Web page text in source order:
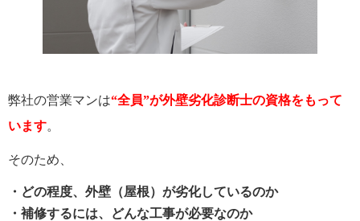
弊社の営業マンは“全員”が外壁劣化診断士の資格をもって
います。
そのため、
・どの程度、外壁（屋根）が劣化しているのか
・補修するには、どんな工事が必要なのか